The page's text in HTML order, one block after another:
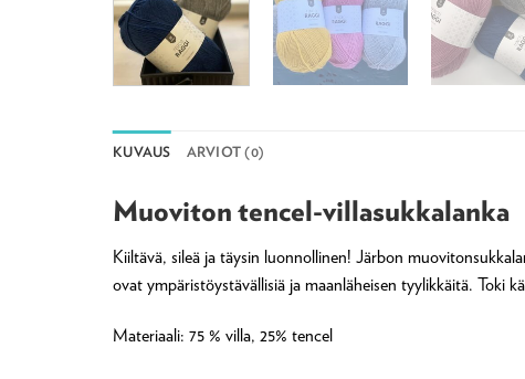
KUVAUS ARVIOT (0)
Muoviton tencel-villasukkalanka
Kiiltävä, sileä ja täysin luonnollinen! Järbon
ovat ympäristöystävällisiä ja maanläheisen tyylikkäitä. Toki
Materiaali: 75 % villa, 25% tencel